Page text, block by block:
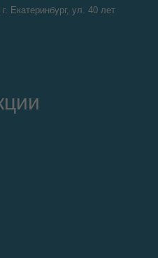
Екатеринбург, ул. 40 лет